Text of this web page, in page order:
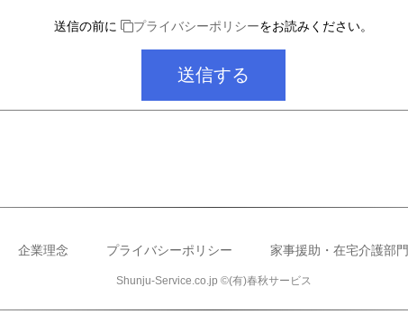
送信の前に プライバシーポリシーをお読みください。
企業理念 プライバシーポリシー 家事援助・在宅介護部門
Shunju-Service.co.jp ©(有)春秋サービス